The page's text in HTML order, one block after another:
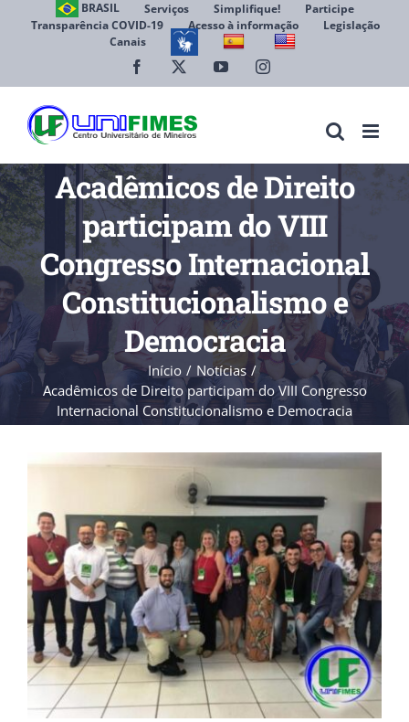
BRASIL Serviços Simplifique!
Participe
Transparência COVID-19
Acesso à informação
Legislação
Canais
Facebook YouTubeInstagram
Acadêmicos de Direito
participam do VIII
Congresso Internacional
Constitucionalismo e
Democracia
Início
Notícias
Acadêmicos de Direito participam do VIII Congresso
Internacional Constitucionalismo e Democracia
View